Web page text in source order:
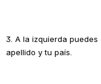
3. A la izquierda
apellido y tu país.